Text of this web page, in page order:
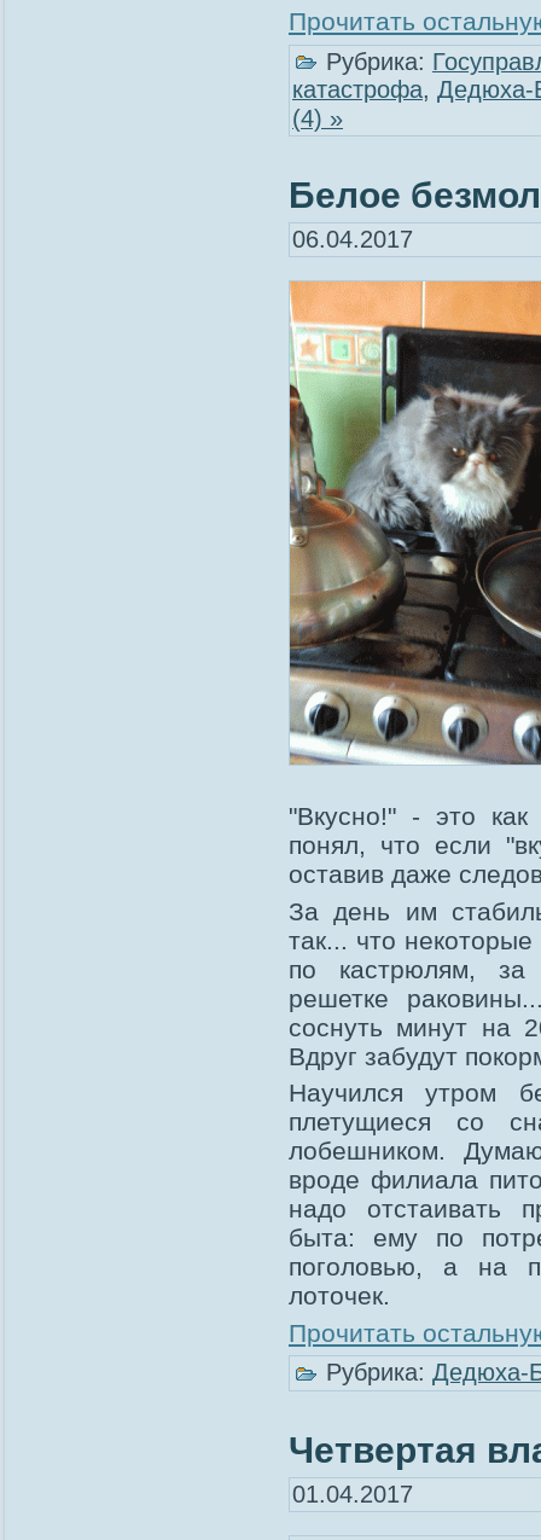
Прочитать
Рубрика:
катастрофа, Дедюха-
(4) »
Белое
06.04.2017
"Вкусно!" - это
понял, что если
оставив даже
За день им
так... что
по кастрюлям, за
решетке
соснуть минут на
Вдруг забудут
Научился утром
плетущиеся со
лобешником.
вроде филиала
надо отстаивать
быта: ему по
поголовью, а на
лоточек.
Прочитать
Рубрика: Дедюха-
Четвертая
01.04.2017